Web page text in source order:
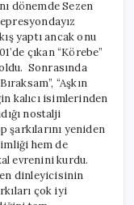
dönemde Sezen
yaptı ancak onu
çıkan “Körebe”
Sonrasında
“Aşkın
kalıcı isimlerinden
nostalji
şarkılarını yeniden
hem de
evrenini kurdu.
dinleyicisinin
çok iyi